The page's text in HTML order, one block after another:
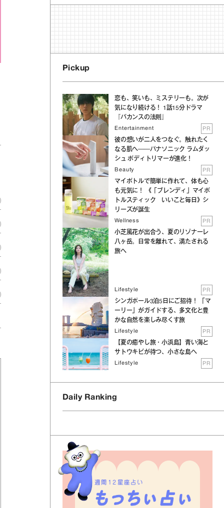
Pickup
恋も、笑いも、ミステリーも。次が
気になり続ける！ 1話15分ドラマ
『バカンスの法則』
Entertainment PR
彼の想いが二人をつなぐ。触れたく
なる肌へ──パナソニック ラムダッ
シュ ボディトリマーが進化！
Beauty PR
マイボトルで簡単に作れて、体も心
も元気に！ 《「ブレンディ」マイボ
トルスティック いいこと毎日》シ
リーズが誕生
Wellness PR
小芝風花が出合う、夏のリゾナーレ
八ヶ岳。日常を離れて、満たされる
旅へ
Lifestyle PR
シンガポール3泊5日にご招待！ 「マ
ーリー」がガイドする、多文化と豊
かな自然を楽しみ尽くす旅
Lifestyle PR
【夏の癒やし旅・小浜島】青い海と
サトウキビが待つ、小さな島へ
Lifestyle PR
Daily Ranking
週間12星座占い